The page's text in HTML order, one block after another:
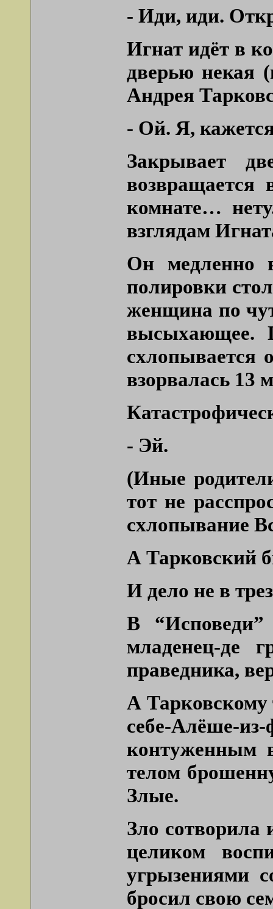
- Иди, иди.
Игнат идёт в
дверью некая
Андрея
- Ой. Я,
Закрывает
комнате…
взглядам
Он медленно
полировки
женщина по
высыхающее.
схлопывается
взорвалась 13
- Эй.
(Иные
тот не
схлопывание
А Тарковский
И дело не в
В “Исповеди”
младенец-де
праведника,
А Тарковскому
себе-Алёше-
контуженным
телом
Злые.
Зло
целиком
угрызениями
бросил свою